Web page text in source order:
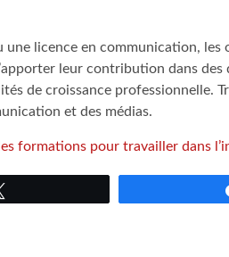
une licence en communication, les
leur contribution dans
de croissance professionnelle.
et des médias.
formations pour travailler dans